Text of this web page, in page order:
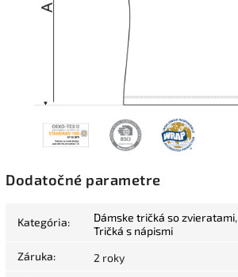
Dodatočné parametre
Kategória: Dámske tričká so zvieratami,
Tričká s nápismi
Záruka: 2 roky